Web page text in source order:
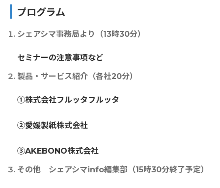
プログラム
シェアシマ事務局より（13時30分）
セミナーの注意事項など
製品・サービス紹介（各社20分）
①株式会社フルッタフルッタ
②愛媛製紙株式会社
③AKEBONO株式会社
その他 シェアシマinfo編集部（15時30分終了予定）